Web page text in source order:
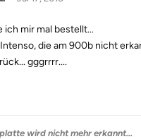
ich mir mal bestellt...
die am 900b nicht
gggrrrr....
wird nicht mehr erkannt...